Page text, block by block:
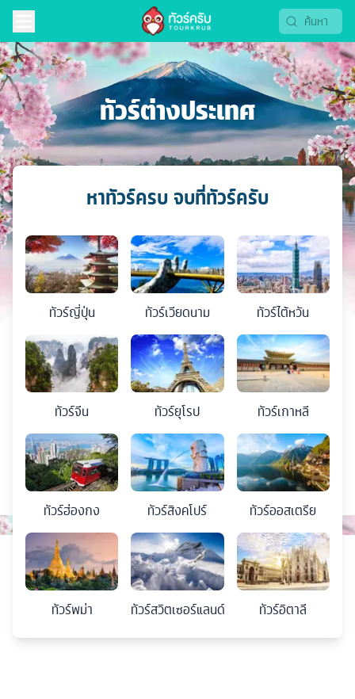
ทัวร์ต่างประเทศ
หาทัวร์ครบ จบที่ทัวร์ครับ
ทัวร์ญี่ปุ่น ทัวร์เวียดนาม ทัวร์ไต้หวัน
ทัวร์จีน ทัวร์ยุโรป ทัวร์เกาหลี
ทัวร์ฮ่องกง ทัวร์สิงคโปร์ ทัวร์ออสเตรีย
ทัวร์พม่า ทัวร์สวิตเซอร์แลนด์ ทัวร์อิตาลี